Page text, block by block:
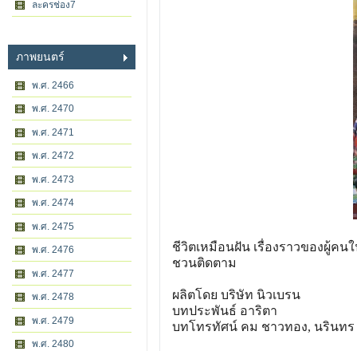
ละครช่อง7
ภาพยนตร์
พ.ศ. 2466
พ.ศ. 2470
พ.ศ. 2471
พ.ศ. 2472
พ.ศ. 2473
พ.ศ. 2474
พ.ศ. 2475
พ.ศ. 2476
พ.ศ. 2477
พ.ศ. 2478
พ.ศ. 2479
พ.ศ. 2480
ชีวิตเหมือนฝัน เรื่องราวของผู้คน
ชวนติดตาม
ผลิตโดย บริษัท นิวเบรน
บทประพันธ์ อาริตา
บทโทรทัศน์ คม ชาวทอง, นรินทร